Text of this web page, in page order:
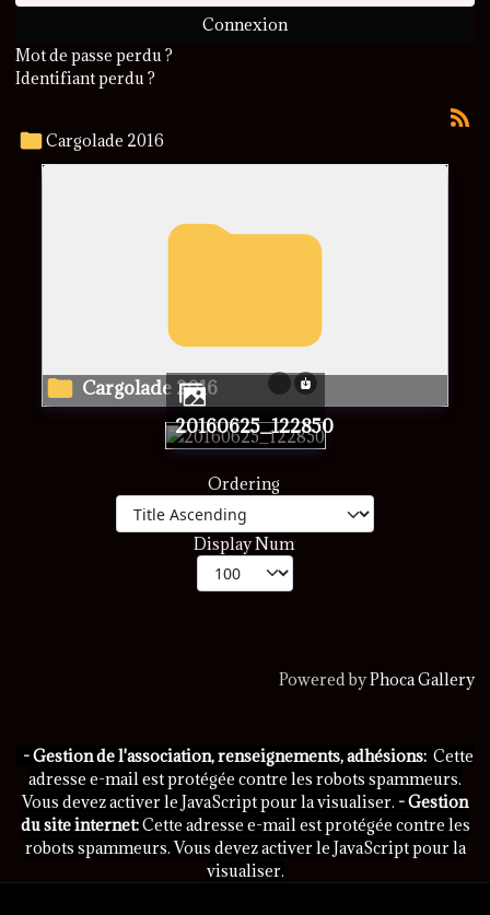
Connexion
Mot de passe perdu ?
Identifiant perdu ?
Cargolade 2016
Cargolade 2016
20160625_122850
Ordering
Display Num
Powered byPhoca Gallery
- Gestion de l'association, renseignements, adhésions: Cette
adresse e-mail est protégée contre les robots spammeurs.
Vous devez activer le JavaScript pour la visualiser. - Gestion
du site internet:Cette adresse e-mail est protégée contre les
robots spammeurs. Vous devez activer le JavaScript pour la
visualiser.